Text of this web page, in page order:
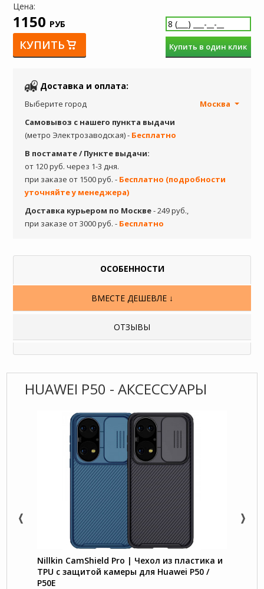
Цена:
1150 РУБ
КУПИТЬ Купить в один клик
Доставка и оплата:
Выберите город
Москва
Самовывоз с нашего пункта выдачи
(метро Электрозаводская) - Бесплатно
В постамате / Пункте выдачи:
от 120 руб. через 1-3 дня.
при заказе от 1500 руб. - Бесплатно (подробности
уточняйте у менеджера)
Доставка курьером по Москве- 249 руб.,
при заказе от 3000 руб. - Бесплатно
ОСОБЕННОСТИ
ВМЕСТЕ ДЕШЕВЛЕ ↓
ОТЗЫВЫ
HUAWEI P50 - АКСЕССУАРЫ
Nillkin CamShield Pro | Чехол из пластика и
TPU с защитой камеры для Huawei P50 /
P50E